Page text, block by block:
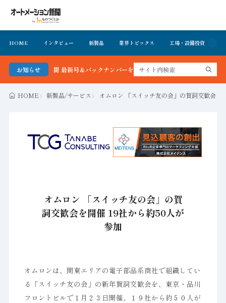
HOME インタビュー 新製品 業界トピックス 工場・設備投資
お知らせ
ション新聞 最新号＆バックナンバーを無料で公開中 詳細はこちら
HOME 新製品/サービス オムロン 「スイッチ友の会」の賀詞交歓会を
オムロン 「スイッチ友の会」の賀
詞交歓会を開催 19社から約50人が
参加
オムロンは、関東エリアの電子部品系商社で組織してい
る「スイッチ友の会」の新年賀詞交歓会を、東京・品川
フロントビルで１月２３日開催、１９社から約５０人が